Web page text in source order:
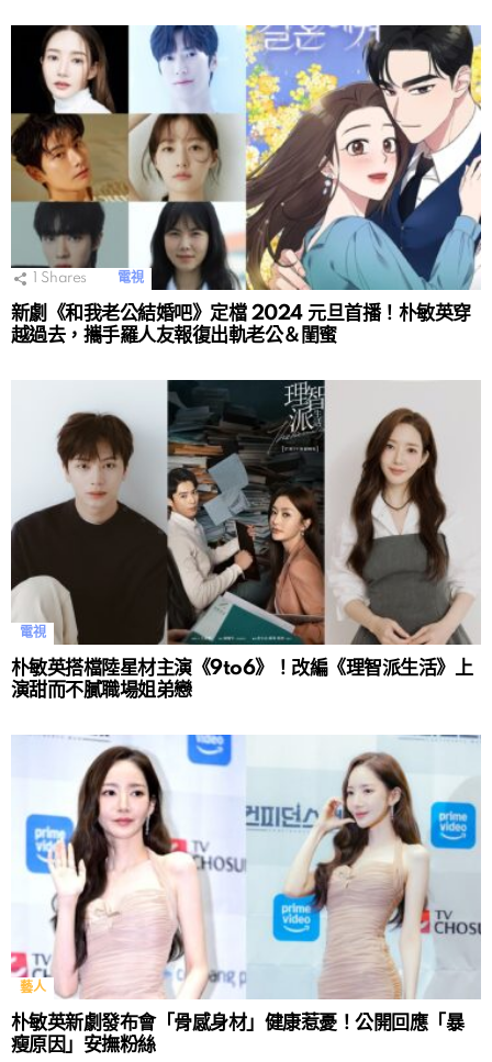
Shares 電視
新劇《和我老公結婚吧》定檔 2024 元旦首播！朴敏英穿
越過去，攜手羅人友報復出軌老公＆閨蜜
電視
朴敏英搭檔陸星材主演《9to6》！改編《理智派生活》上
演甜而不膩職場姐弟戀
藝人
朴敏英新劇發布會「骨感身材」健康惹憂！公開回應「暴
瘦原因」安撫粉絲